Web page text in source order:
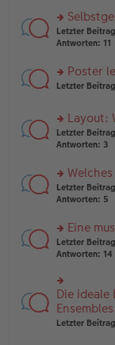
ei
tr
a
es
e
n
er
ei
tr
n
g
el
e
n
ei
tr
a
rs
te
n
g
es
e
n
er
ei
tr
a
Letzter
Antworten: 11
rs
u
n
g
es
e
n
er
ei
tr
a
Poster
Letzter
rs
te
n
g
el
e
n
er
tr
a
g
Layout:
Letzter
Antworten: 3
rs
te
n
g
el
e
n
er
B
ei
Letzter
Antworten: 5
rs
te
u
n
g
el
es
Eine
Letzter
Antworten: 14
rs
te
r
u
Die ideale
Ensembles
Letzter